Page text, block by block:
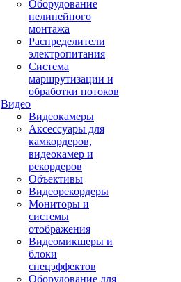
Оборудование
нелинейного
монтажа
Распределители
электропитания
Система
маршрутизации и
обработки потоков
Видео
Видеокамеры
Аксессуары для
камкордеров,
видеокамер и
рекордеров
Объективы
Видеорекордеры
Мониторы и
системы
отображения
Видеомикшеры и
блоки
спецэффектов
Оборудование для